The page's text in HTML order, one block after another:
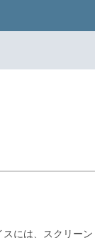
スには、スクリー